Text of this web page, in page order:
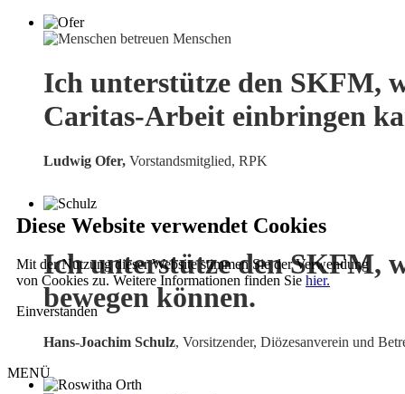
Ich unterstütze den SKFM,
Caritas-Arbeit einbringen
Ludwig Ofer, Vorstandsmitglied, RPK
Ich unterstütze den SKFM,
bewegen können.
Hans-Joachim Schulz, Vorsitzender, Diözesanverein und
Diese Website verwendet Cookies
Mit der Nutzung dieser Website stimmen Sie der Verwendung
von Cookies zu. Weitere Informationen finden Sie hier.
Einverstanden
MENÜ